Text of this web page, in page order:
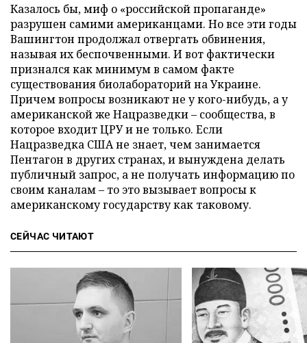
Казалось бы, миф о «российской пропаганде»
разрушен самими американцами. Но все эти годы
Вашингтон продолжал отвергать обвинения,
называя их беспочвенными. И вот фактически
признался как минимум в самом факте
существования биолабораторий на Украине.
Причем вопросы возникают не у кого-нибудь, а у
американской же Нацразведки – сообщества, в
которое входит ЦРУ и не только. Если
Нацразведка США не знает, чем занимается
Пентагон в других странах, и вынуждена делать
публичный запрос, а не получать информацию по
своим каналам – то это вызывает вопросы к
американскому государству как таковому.
СЕЙЧАС ЧИТАЮТ